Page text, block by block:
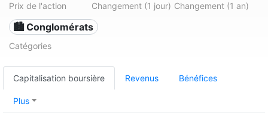
Prix de l'action Changement (1 jour) Changement (1 an)
🏙 Conglomérats
Catégories
Capitalisation boursière Revenus Bénéfices
Plus